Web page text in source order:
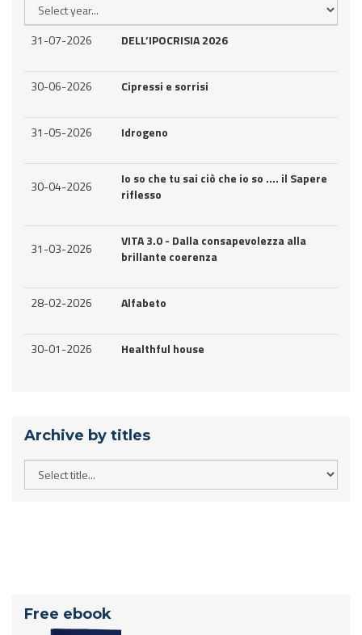
31-07-2026 DELL’IPOCRISIA 2026
30-06-2026 Cipressi e sorrisi
31-05-2026 Idrogeno
30-04-2026
Io so che tu sai ciò che io so .... il Sapere
riflesso
31-03-2026
VITA 3.0 - Dalla consapevolezza alla
brillante coerenza
28-02-2026 Alfabeto
30-01-2026 Healthful house
Archive by titles
Free ebook